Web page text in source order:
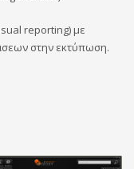
reporting) με
στην εκτύπωση.